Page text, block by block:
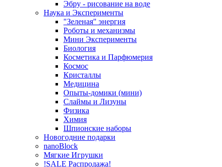
Эбру - рисование на воде
Наука и Эксперименты
"Зеленая" энергия
Роботы и механизмы
Мини Эксперименты
Биология
Косметика и Парфюмерия
Космос
Кристаллы
Медицина
Опыты-домики (мини)
Слаймы и Лизуны
Физика
Химия
Шпионские наборы
Новогодние подарки
nanoBlock
Мягкие Игрушки
!SALE Распродажа!